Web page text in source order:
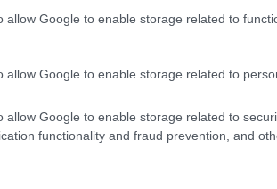
allow Google to enable storage related to
allow Google to enable storage related to
allow Google to enable storage related to
functionality and fraud prevention, and
διόρισε τηνKaren Boone, πρώην
οικιακών ειδών και επίπλων
δικηγόρος της εταιρείας από το